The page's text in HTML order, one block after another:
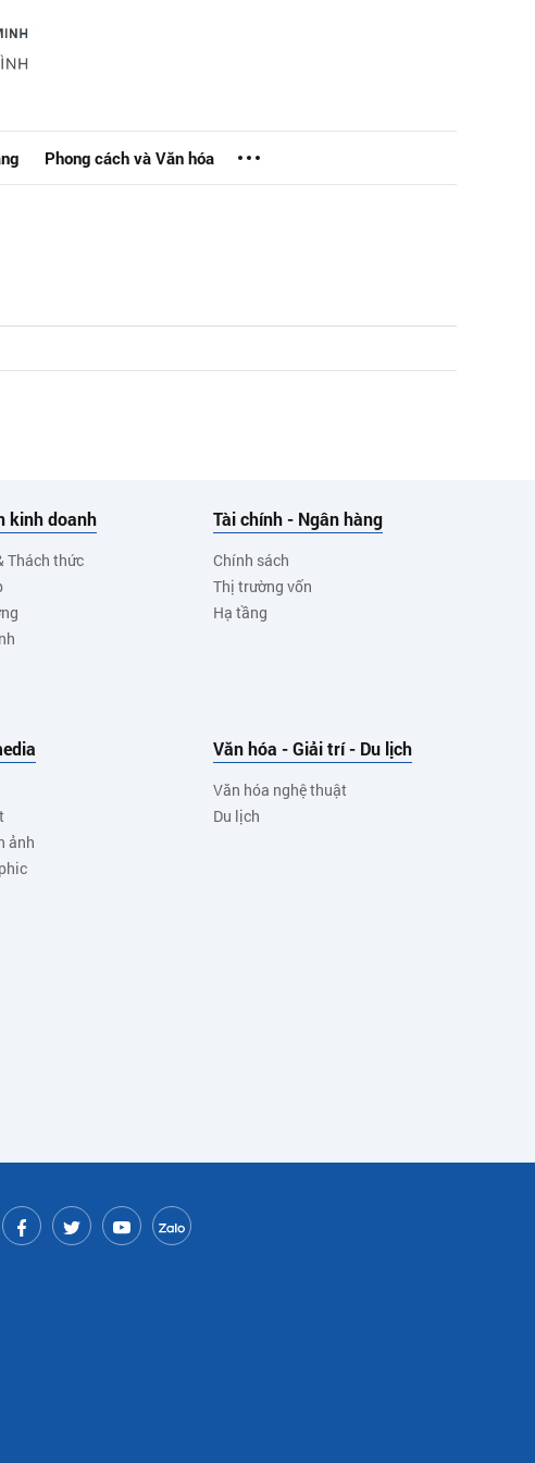
Phong cách và Văn hóa
kinh doanh
Thách thức
Tài chính - Ngân hàng
Chính sách
Thị trường vốn
Hạ tầng
ảnh
Văn hóa - Giải trí - Du lịch
Văn hóa nghệ thuật
Du lịch